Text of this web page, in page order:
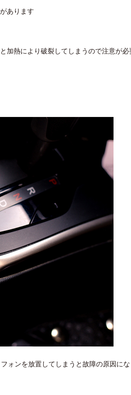
あります
加熱により破裂してしまうので注意が必
ォンを放置してしまうと故障の原因にな